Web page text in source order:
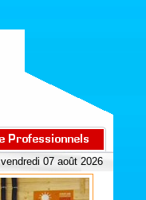
vendredi 07 août 2026